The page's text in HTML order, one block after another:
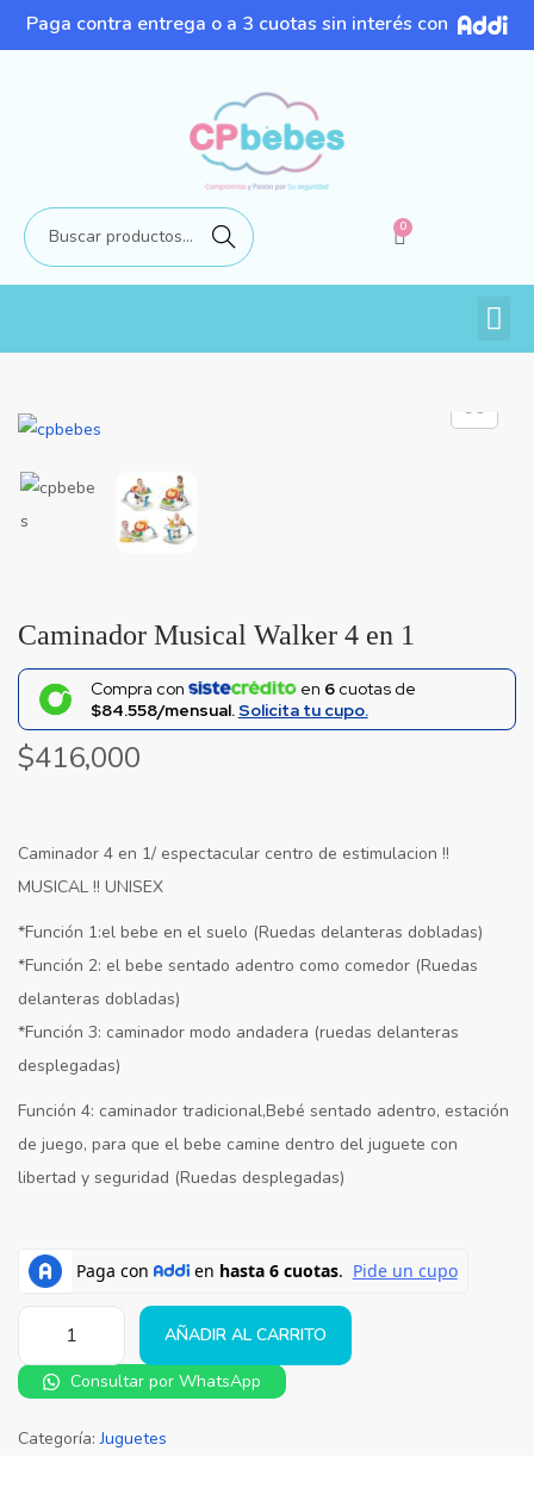
Paga contra entrega o a 3 cuotas sin interés con
Buscar 0
Caminador Musical Walker 4 en 1
Compra con en 6cuotas de
$84.558/mensual.Solicita tu cupo.
$416,000
Caminador 4 en 1/ espectacular centro de estimulacion !!
MUSICAL !! UNISEX
*Función 1:el bebe en el suelo (Ruedas delanteras dobladas)
*Función 2: el bebe sentado adentro como comedor (Ruedas
delanteras dobladas)
*Función 3: caminador modo andadera (ruedas delanteras
desplegadas)
Función 4: caminador tradicional,Bebé sentado adentro, estación
de juego, para que el bebe camine dentro del juguete con
libertad y seguridad (Ruedas desplegadas)
AÑADIR AL CARRITO
Consultar por WhatsApp
Categoría:Juguetes